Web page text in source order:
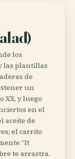
los
las plantillas
de
un
XX, y luego
en el
aceite de
el carrito
“It
te arrastra.